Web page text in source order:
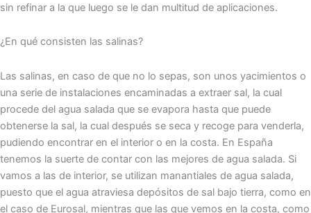
sin refinar a la que luego se le dan multitud de aplicaciones.
¿En qué consisten las salinas?
Las salinas, en caso de que no lo sepas, son unos yacimientos o
una serie de instalaciones encaminadas a extraer sal, la cual
procede del agua salada que se evapora hasta que puede
obtenerse la sal, la cual después se seca y recoge para venderla,
pudiendo encontrar en el interior o en la costa. En España
tenemos la suerte de contar con las mejores de agua salada. Si
vamos a las de interior, se utilizan manantiales de agua salada,
puesto que el agua atraviesa depósitos de sal bajo tierra, como en
el caso de Eurosal, mientras que las que vemos en la costa, como